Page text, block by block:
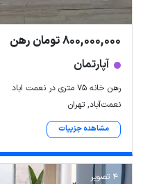
800,000,000 تومان رهن
آپارتمان
رهن خانه ۷۵ متری در نعمت اباد
نعمت‌آباد, تهران
مشاهده جزییات
4 تصویر